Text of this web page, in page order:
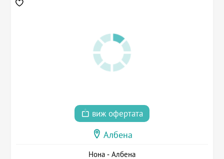
виж офертата
Албена
Нона - Албена